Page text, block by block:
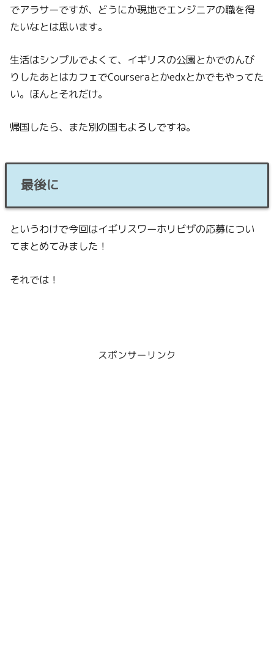
でアラサーですが、どうにか現地でエンジニアの職を得
たいなとは思います。
生活はシンプルでよくて、イギリスの公園とかでのんび
りしたあとはカフェでCourseraとかedxとかでもやってた
い。ほんとそれだけ。
帰国したら、また別の国もよろしですね。
最後に
というわけで今回はイギリスワーホリビザの応募につい
てまとめてみました！
それでは！
スポンサーリンク